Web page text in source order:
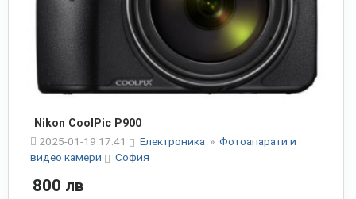
Nikon CoolPic P900
2025-01-19 17:41
Електроника » Фотоапарати и
видео камери
София
800 лв